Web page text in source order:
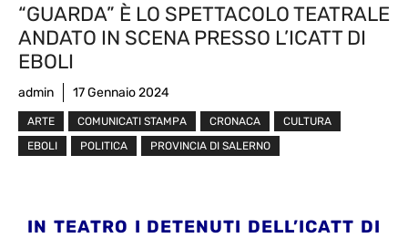
“GUARDA” È LO SPETTACOLO TEATRALE
ANDATO IN SCENA PRESSO L’ICATT DI
EBOLI
admin 17 Gennaio 2024
ARTE COMUNICATI STAMPA CRONACA
CULTURA
EBOLI
POLITICA PROVINCIA DI SALERNO
IN TEATRO I DETENUTI DELL’ICATT DI